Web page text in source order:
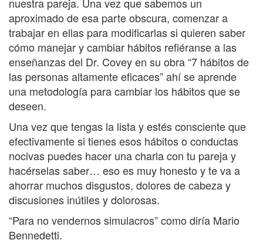
aproximado de esa parte obscura, comenzar a
trabajar en ellas para modificarlas si quieren saber
cómo manejar y cambiar hábitos refiéranse a las
enseñanzas del Dr. Covey en su obra “7 hábitos de
las personas altamente eficaces” ahí se aprende
una metodología para cambiar los hábitos que se
deseen.
Una vez que tengas la lista y estés consciente que
efectivamente si tienes esos hábitos o conductas
nocivas puedes hacer una charla con tu pareja y
hacérselas saber… eso es muy honesto y te va a
ahorrar muchos disgustos, dolores de cabeza y
discusiones inútiles y dolorosas.
“Para no vendernos simulacros” como diría Mario
Bennedetti.